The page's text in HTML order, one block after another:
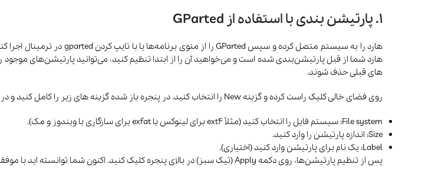
1. پارتیشن بندی با استفاده از GParted
های قبلی حذف شوند.
روی فضای خالی کلیک راست کرده و گزینه New را انتخاب کنید. در پنجره باز شده گزینه های زیر را کامل کنید و در آخر گزینه Add را بزنید.
File system: سیستم فایل را انتخاب کنید (مثلاً ext4 برای لینوکس یا exfat برای سازگاری با ویندوز و مک).
Size: اندازه پارتیشن را وارد کنید.
Label: یک نام برای پارتیشن وارد کنید (اختیاری).
پس از تنظیم پارتیشن‌ها، روی دکمه Apply (تیک سبز) در بالای پنجره کلیک کنید. اکنون شما توانسته اید با موفقیت پارتیشن های مورد نظرتان را در هارد ایجاد کنید.